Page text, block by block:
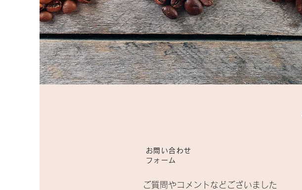
お問い合わせ
フォーム
ご質問やコメントなどございました